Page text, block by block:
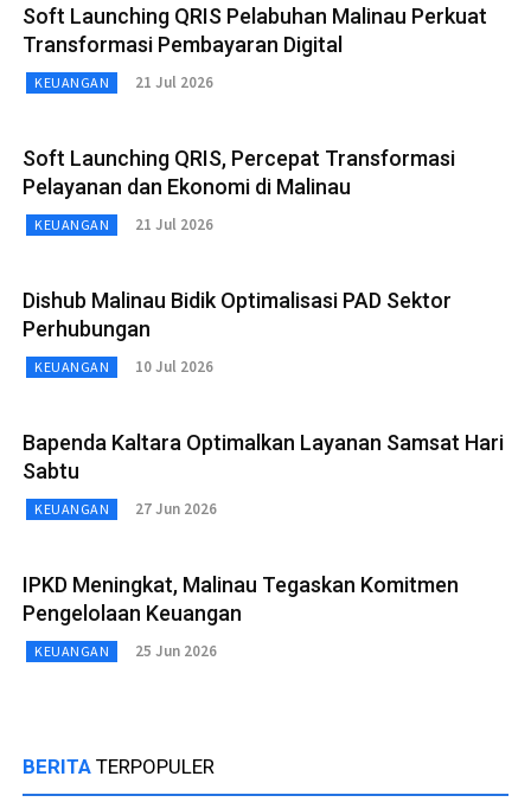
Soft Launching QRIS Pelabuhan Malinau Perkuat
Transformasi Pembayaran Digital
KEUANGAN 21 Jul 2026
Soft Launching QRIS, Percepat Transformasi
Pelayanan dan Ekonomi di Malinau
KEUANGAN 21 Jul 2026
Dishub Malinau Bidik Optimalisasi PAD Sektor
Perhubungan
KEUANGAN 10 Jul 2026
Bapenda Kaltara Optimalkan Layanan Samsat Hari
Sabtu
KEUANGAN 27 Jun 2026
IPKD Meningkat, Malinau Tegaskan Komitmen
Pengelolaan Keuangan
KEUANGAN 25 Jun 2026
BERITA TERPOPULER